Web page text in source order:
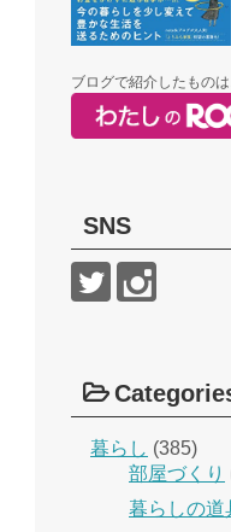
ブログで紹介したもの
SNS
暮らし (385)
部屋づくり
暮らしの道